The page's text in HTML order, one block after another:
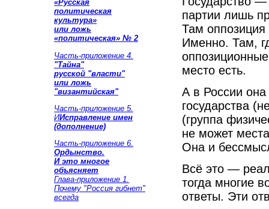
«Русская
политическая
культура»
или ложь
«политическая» № 2
Часть-приложение 4.
"Тайна"
русской "власти"
или ложь
"византийская"
Часть-приложение 5.
ИИсправление имен
(дополнение)
Часть-приложение 6.
Ордынство.
И это многое
объясняет
Глава-приложение 1.
Почему "Россия гибнет"
всегда
партии лишь
Там
Именно. Там,
место есть.
А в России
государства
(группа
не может
Она и
Всё это —
тогда многие
ответы. Эти